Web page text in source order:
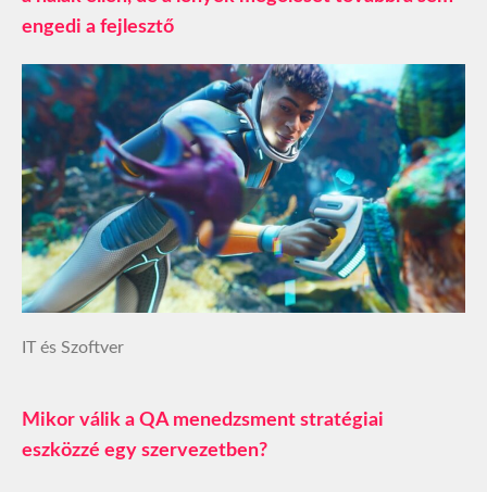
engedi a fejlesztő
IT és Szoftver
Mikor válik a QA menedzsment stratégiai
eszközzé egy szervezetben?